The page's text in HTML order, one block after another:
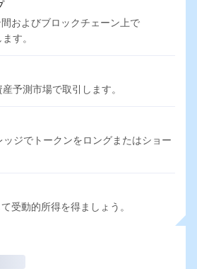
およびブロックチェーン上で
す。
予測市場で取引します。
ジでトークンをロングまたはショー
受動的所得を得ましょう。